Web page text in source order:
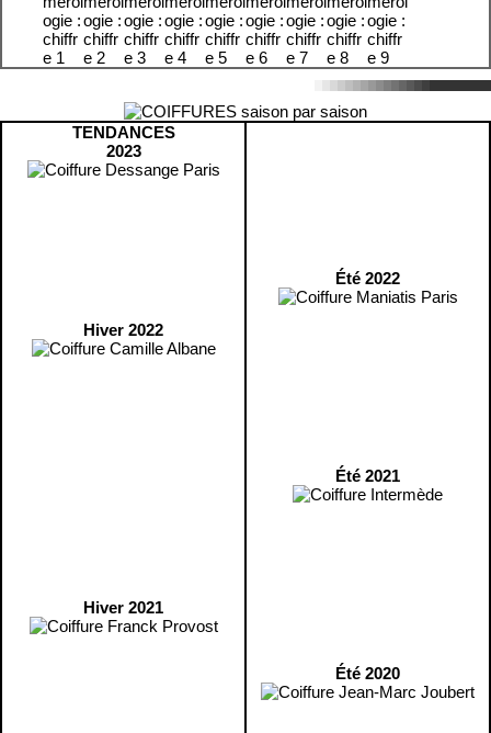
TENDANCES
2023
Hiver 2022
Hiver 2021
Été 2022
Été 2021
Été 2020